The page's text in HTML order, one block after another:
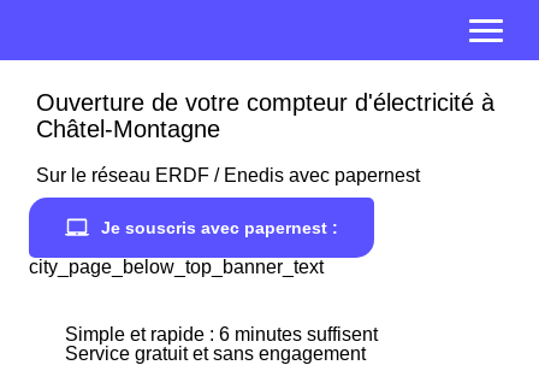
Ouverture de votre compteur d'électricité à
Châtel-Montagne
Sur le réseau ERDF / Enedis avec papernest
Je souscris avec papernest :
city_page_below_top_banner_text
Simple et rapide : 6 minutes suffisent
Service gratuit et sans engagement